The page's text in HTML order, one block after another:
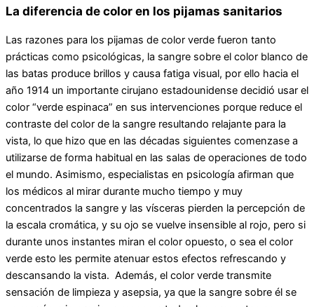
La diferencia de color en los pijamas sanitarios
Las razones para los pijamas de color verde fueron tanto
prácticas como psicológicas, la sangre sobre el color blanco de
las batas produce brillos y causa fatiga visual, por ello hacia el
año 1914 un importante cirujano estadounidense decidió usar el
color “verde espinaca” en sus intervenciones porque reduce el
contraste del color de la sangre resultando relajante para la
vista, lo que hizo que en las décadas siguientes comenzase a
utilizarse de forma habitual en las salas de operaciones de todo
el mundo. Asimismo, especialistas en psicología afirman que
los médicos al mirar durante mucho tiempo y muy
concentrados la sangre y las vísceras pierden la percepción de
la escala cromática, y su ojo se vuelve insensible al rojo, pero si
durante unos instantes miran el color opuesto, o sea el color
verde esto les permite atenuar estos efectos refrescando y
descansando la vista. Además, el color verde transmite
sensación de limpieza y asepsia, ya que la sangre sobre él se